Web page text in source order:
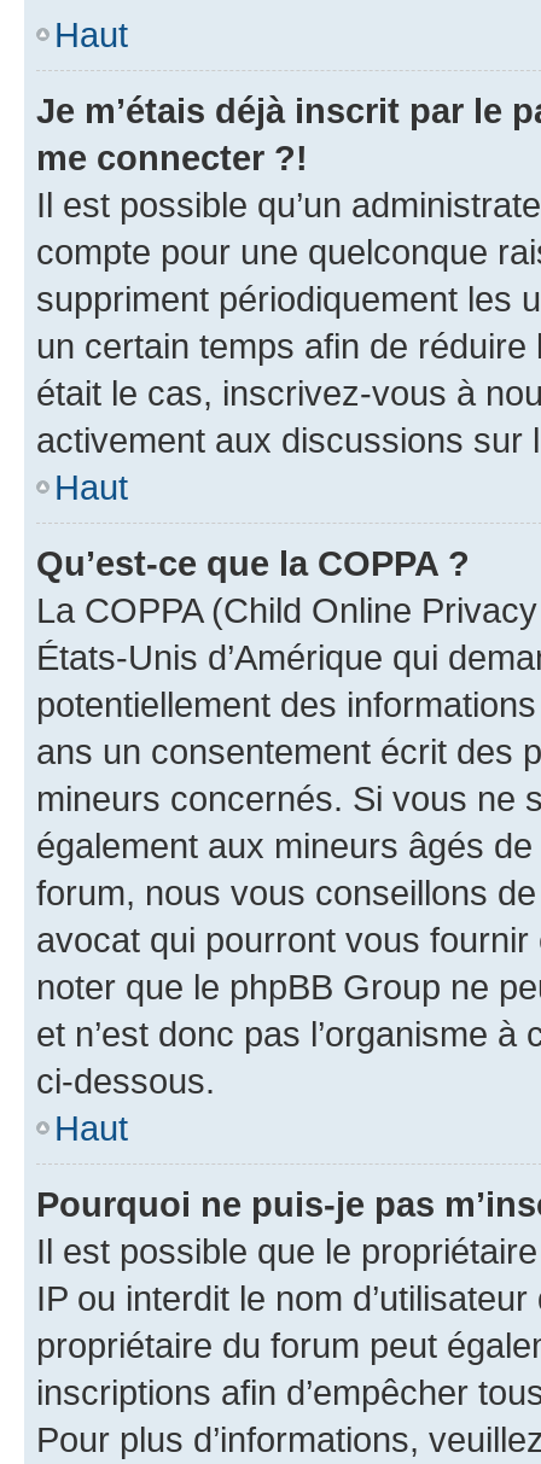
Haut
Je m’étais déjà inscrit par le
me connecter ?!
Il est possible qu’un
compte pour une quelconque
suppriment périodiquement les
un certain temps afin de
était le cas, inscrivez-vous à
activement aux discussions sur
Haut
Qu’est-ce que la COPPA ?
La COPPA (Child Online
États-Unis d’Amérique qui
potentiellement des
ans un consentement écrit des
mineurs concernés. Si vous ne
également aux mineurs âgés
forum, nous vous conseillons
avocat qui pourront vous
noter que le phpBB Group ne
et n’est donc pas l’organisme
ci-dessous.
Haut
Pourquoi ne puis-je pas
Il est possible que le
IP ou interdit le nom
propriétaire du forum peut
inscriptions afin d’empêcher
Pour plus d’informations,